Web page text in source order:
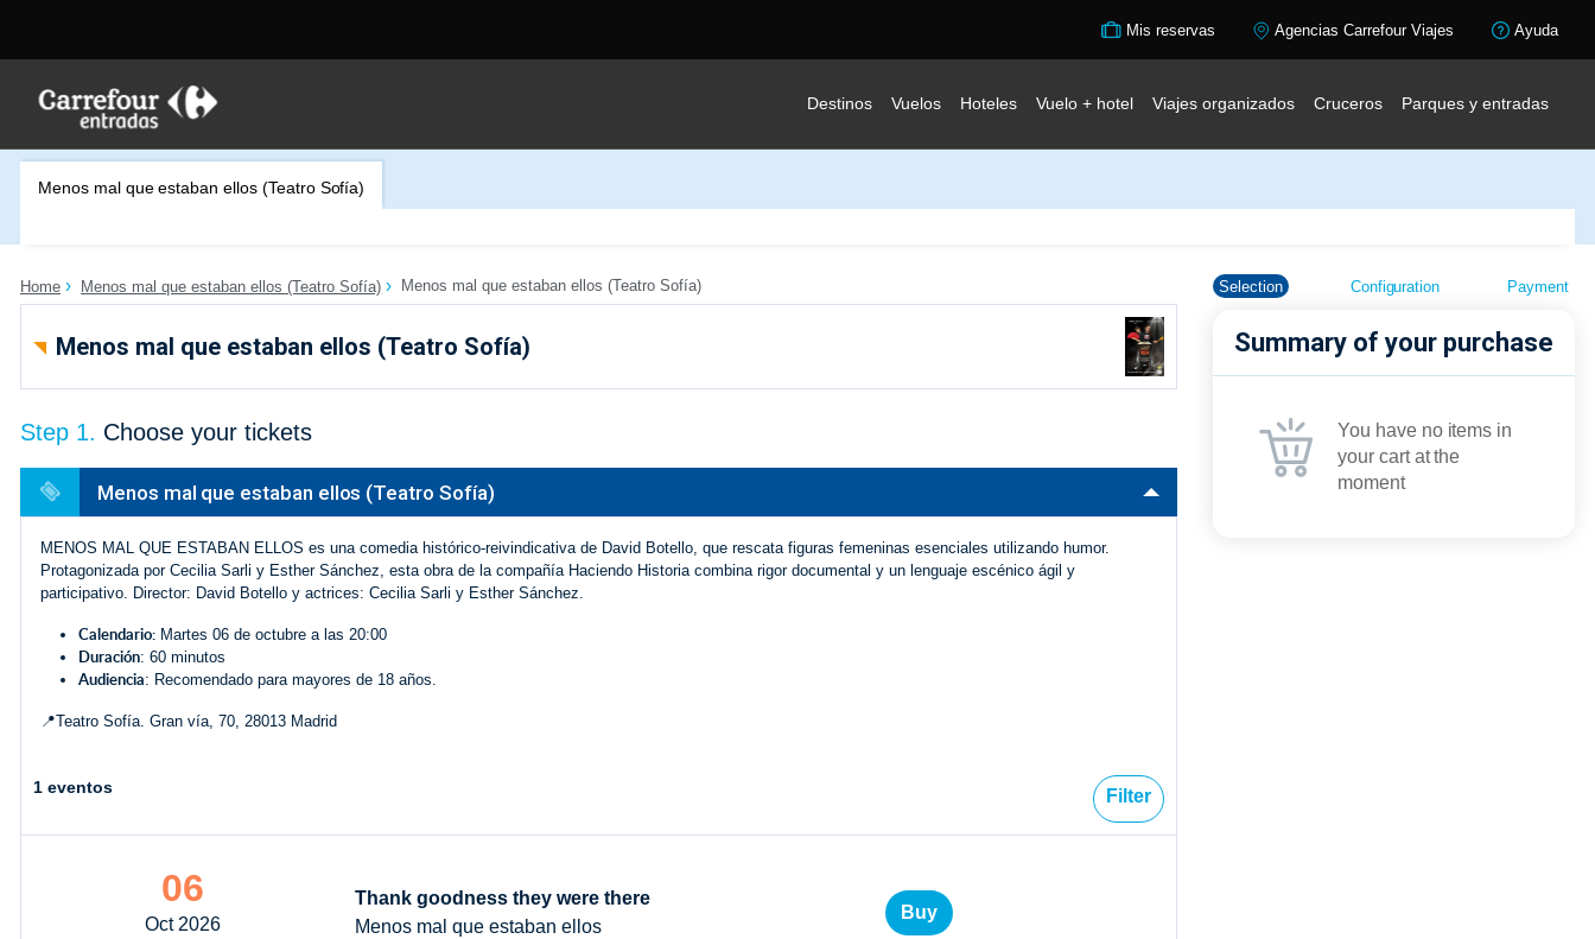
Mis reservas Agencias Carrefour Viajes Ayuda
Destinos Vuelos Hoteles Vuelo + hotel Viajes organizados Cruceros Parques y entradas
Menos mal que estaban ellos (Teatro Sofía)
Home Menos mal que estaban ellos (Teatro Sofía) Menos mal que estaban ellos (Teatro Sofía)
Menos mal que estaban ellos (Teatro Sofía)
Step 1. Choose your tickets
Menos mal que estaban ellos (Teatro Sofía)
MENOS MAL QUE ESTABAN ELLOS es una comedia histórico-reivindicativa de David Botello, que rescata figuras femeninas esenciales utilizando humor.
Protagonizada por Cecilia Sarli y Esther Sánchez, esta obra de la compañía Haciendo Historia combina rigor documental y un lenguaje escénico ágil y
participativo. Director: David Botello y actrices: Cecilia Sarli y Esther Sánchez.
Calendario: Martes 06 de octubre a las 20:00
Duración: 60 minutos
Audiencia: Recomendado para mayores de 18 años.
📍Teatro Sofía. Gran vía, 70, 28013 Madrid
1 eventos Filter
06
Oct 2026
Thank goodness they were there
Menos mal que estaban ellos
Buy
Selection Configuration Payment
Summary of your purchase
You have no items in
your cart at the
moment